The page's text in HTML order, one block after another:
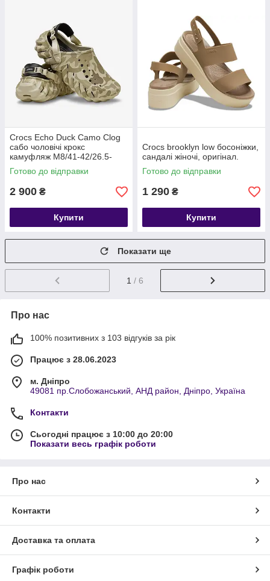
Crocs Echo Duck Camo Clog
сабо чоловічі крокс
камуфляж M8/41-42/26.5-
27см.
Готово до відправки
2 900 ₴
Купити
Crocs brooklyn low босоніжки,
сандалі жіночі, оригінал.
Готово до відправки
1 290 ₴
Купити
Показати ще
1 / 6
Про нас
100% позитивних з 103 відгуків за рік
Працює з 28.06.2023
м. Дніпро
49081 пр.Слобожанський, АНД район, Дніпро, Україна
Контакти
Сьогодні працює з 10:00 до 20:00
Показати весь графік роботи
Про нас
Контакти
Доставка та оплата
Графік роботи